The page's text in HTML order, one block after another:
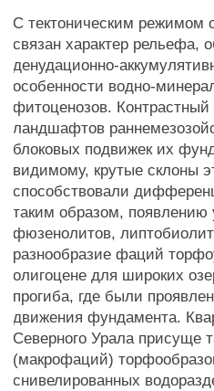
С тектоническим режимом
связан характер рельефа,
денудационно-
особенности водно-
фитоценозов.
ландшафтов
блоковых подвижек их
видимому, крутые склоны
способствовали
таким образом, появлению
фюзенолитов,
разнообразие фаций
олигоцене для широких
прогиба, где были
движения фундамента.
Северного Урала присуще
(макрофаций)
снивелированных